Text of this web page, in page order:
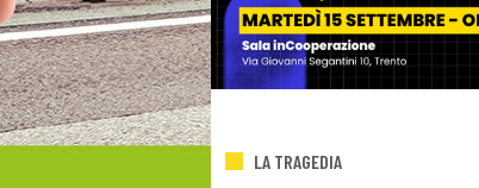
LA TRAGEDIA